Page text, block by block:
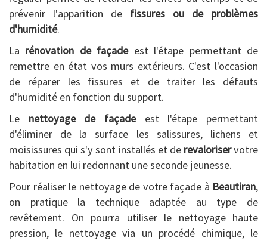
prévenir l'apparition de fissures ou de problèmes
d'humidité.
La rénovation de façadeest l'étape permettant de
remettre en état vos murs extérieurs. C'est l'occasion
de réparer les fissures et de traiter les défauts
d'humidité en fonction du support.
Le nettoyage de façadeest l'étape permettant
d'éliminer de la surface les salissures, lichens et
moisissures qui s'y sont installés et de revaloriservotre
habitation en lui redonnant une seconde jeunesse.
Pour réaliser le nettoyage de votre façade à Beautiran,
on pratique la technique adaptée au type de
revêtement. On pourra utiliser le nettoyage haute
pression, le nettoyage via un procédé chimique, le